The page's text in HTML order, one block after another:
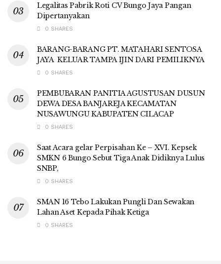
Legalitas Pabrik Roti CV Bungo Jaya Pangan
Dipertanyakan
0 SHARES
BARANG-BARANG PT. MATAHARI SENTOSA
JAYA KELUAR TAMPA IJIN DARI PEMILIKNYA
0 SHARES
PEMBUBARAN PANITIA AGUSTUSAN DUSUN
DEWA DESA BANJAREJA KECAMATAN
NUSAWUNGU KABUPATEN CILACAP
0 SHARES
Saat Acara gelar Perpisahan Ke – XVI. Kepsek
SMKN 6 Bungo Sebut Tiga Anak Didiknya Lulus
SNBP,
0 SHARES
SMAN 16 Tebo Lakukan Pungli Dan Sewakan
Lahan Aset Kepada Pihak Ketiga
0 SHARES